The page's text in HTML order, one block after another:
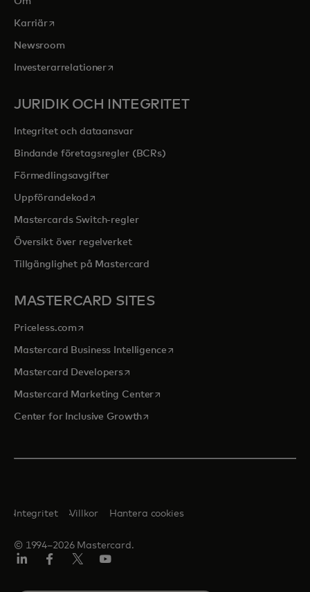
Karriäropens in a new tab
Newsroom
Investerarrelationeropens in a new tab
JURIDIK OCH INTEGRITET
Integritet och dataansvar
Bindande företagsregler (BCRs)
Förmedlingsavgifter
Uppförandekod opens in a new tab
Mastercards Switch-regler
Översikt över regelverket
Tillgänglighet på Mastercard
MASTERCARD SITES
Priceless.com opens in a new tab
Mastercard Business Intelligenceopens in a new tab
Mastercard Developersopens in a new tab
Mastercard Marketing Centeropens in a new tab
Center for Inclusive Growthopens in a new tab
© 1994–2026 Mastercard.
Integritet Villkor Hantera cookies